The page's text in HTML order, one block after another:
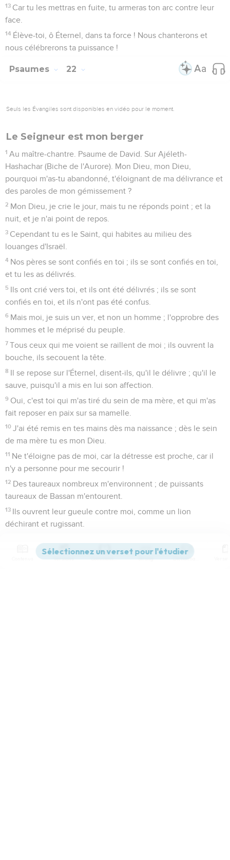
13 Car tu les mettras en fuite, tu armeras ton arc contre leur
face.
14 Élève-toi, ô Éternel, dans ta force ! Nous chanterons et
nous célébrerons ta puissance !
Psaumes 22
Seuls les Évangiles sont disponibles en vidéo pour le moment.
Le Seigneur est mon berger
1 Au maître-chantre. Psaume de David. Sur Ajéleth-
Hashachar (Biche de l'Aurore). Mon Dieu, mon Dieu,
pourquoi m'as-tu abandonné, t'éloignant de ma délivrance et
des paroles de mon gémissement ?
2 Mon Dieu, je crie le jour, mais tu ne réponds point ; et la
nuit, et je n'ai point de repos.
3 Cependant tu es le Saint, qui habites au milieu des
louanges d'Israël.
4 Nos pères se sont confiés en toi ; ils se sont confiés en toi,
et tu les as délivrés.
5 Ils ont crié vers toi, et ils ont été délivrés ; ils se sont
confiés en toi, et ils n'ont pas été confus.
6 Mais moi, je suis un ver, et non un homme ; l'opprobre des
hommes et le méprisé du peuple.
7 Tous ceux qui me voient se raillent de moi ; ils ouvrent la
bouche, ils secouent la tête.
8 Il se repose sur l'Éternel, disent-ils, qu'il le délivre ; qu'il le
sauve, puisqu'il a mis en lui son affection.
9 Oui, c'est toi qui m'as tiré du sein de ma mère, et qui m'as
fait reposer en paix sur sa mamelle.
10 J'ai été remis en tes mains dès ma naissance ; dès le sein
de ma mère tu es mon Dieu.
11 Ne t'éloigne pas de moi, car la détresse est proche, car il
n'y a personne pour me secourir !
12 Des taureaux nombreux m'environnent ; de puissants
taureaux de Bassan m'entourent.
13 Ils ouvrent leur gueule contre moi, comme un lion
déchirant et rugissant.
sont déjoints ; mon coeur est comme la cire, il se fond dans
Versions Commentaires Strong